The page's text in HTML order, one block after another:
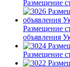
Размещение
Размещение
объявления
Размещение